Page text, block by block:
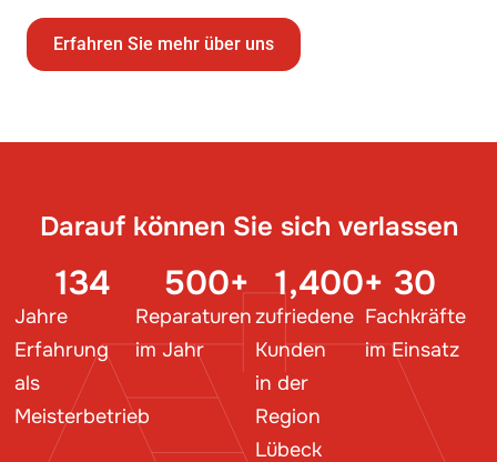
Erfahren Sie mehr über uns
Darauf können Sie sich verlassen
Jahre
Erfahrung
als
Meisterbetrieb
134
Reparaturen
im Jahr
500+
zufriedene
Kunden
in der
Region
Lübeck
1,400+
Fachkräfte
im Einsatz
30